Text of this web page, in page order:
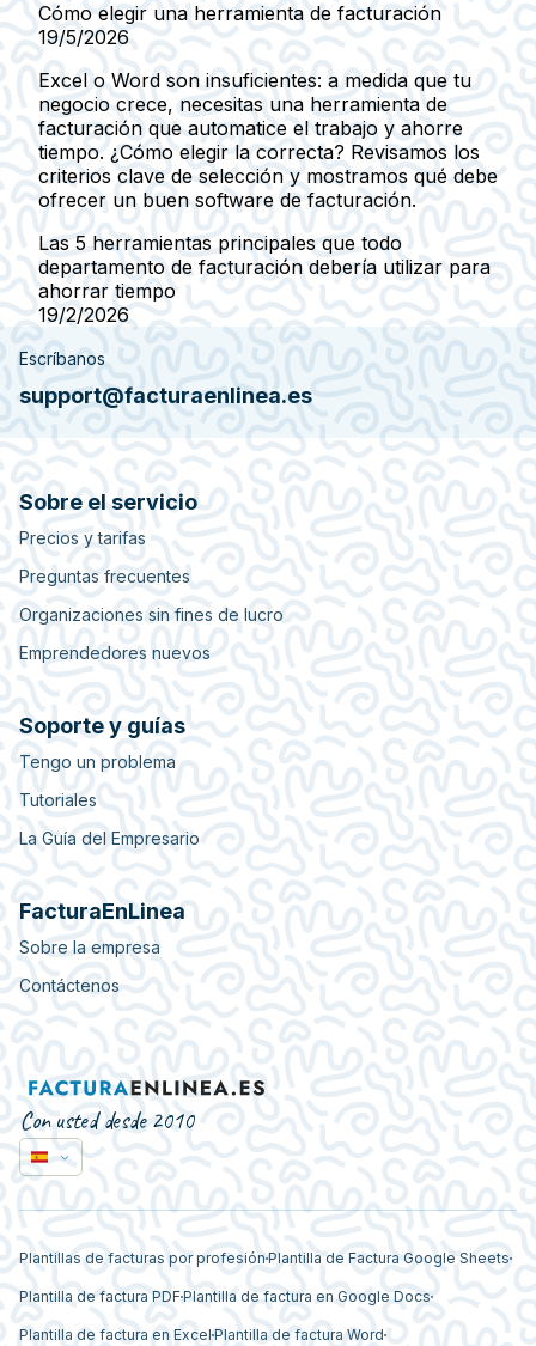
Cómo elegir una herramienta de facturación
19/5/2026
Excel o Word son insuficientes: a medida que tu
negocio crece, necesitas una herramienta de
facturación que automatice el trabajo y ahorre
tiempo. ¿Cómo elegir la correcta? Revisamos los
criterios clave de selección y mostramos qué debe
ofrecer un buen software de facturación.
Las 5 herramientas principales que todo
departamento de facturación debería utilizar para
ahorrar tiempo
19/2/2026
Escríbanos
support@facturaenlinea.es
Sobre el servicio
Precios y tarifas
Preguntas frecuentes
Organizaciones sin fines de lucro
Emprendedores nuevos
Soporte y guías
Tengo un problema
Tutoriales
La Guía del Empresario
FacturaEnLinea
Sobre la empresa
Contáctenos
Con usted desde 2010
Plantillas de facturas por profesión Plantilla de Factura Google Sheets
Plantilla de factura PDF Plantilla de factura en Google Docs
Plantilla de factura en Excel Plantilla de factura Word